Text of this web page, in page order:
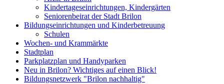
Kindertageseinrichtungen, Kindergärten
Seniorenbeirat der Stadt Brilon
Bildungseinrichtungen und Kinderbetreuung
Schulen
Wochen- und Krammärkte
Stadtplan
Parkplatzplan und Handyparken
Neu in Brilon? Wichtiges auf einen Blick!
Bildungsnetzwerk "Brilon nachhaltig"